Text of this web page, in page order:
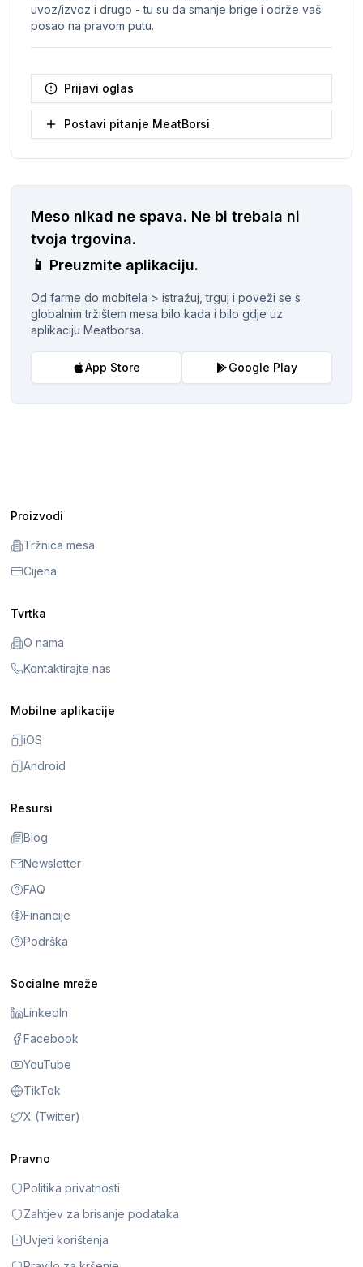
uvoz/izvoz i drugo - tu su da smanje brige i održe vaš
posao na pravom putu.
Prijavi oglas
Postavi pitanje MeatBorsi
Meso nikad ne spava. Ne bi trebala ni
tvoja trgovina.
📱 Preuzmite aplikaciju.
Od farme do mobitela > istražuj, trguj i poveži se s
globalnim tržištem mesa bilo kada i bilo gdje uz
aplikaciju Meatborsa.
App Store Google Play
Proizvodi
Tržnica mesa
Cijena
Tvrtka
O nama
Kontaktirajte nas
Mobilne aplikacije
iOS
Android
Resursi
Blog
Newsletter
FAQ
Financije
Podrška
Socialne mreže
LinkedIn
Facebook
YouTube
TikTok
X (Twitter)
Pravno
Politika privatnosti
Zahtjev za brisanje podataka
Uvjeti korištenja